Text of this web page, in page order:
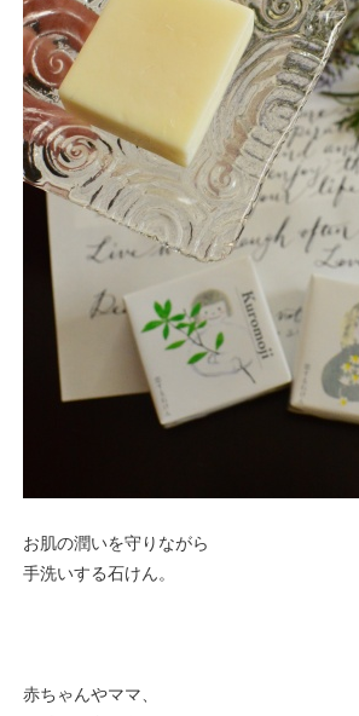
お肌の潤いを守りながら
手洗いする石けん。
赤ちゃんやママ、